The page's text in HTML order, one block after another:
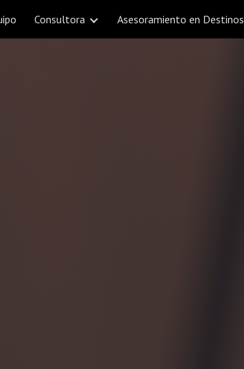
to main content
Consultora Asesoramiento en Destinos